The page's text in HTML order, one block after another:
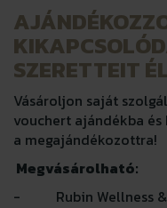
SZERETTEIT
Vásároljon saját
vouchert ajándékba
a megajándékozottra!
Megvásárolható:
- Rubin Wellness &